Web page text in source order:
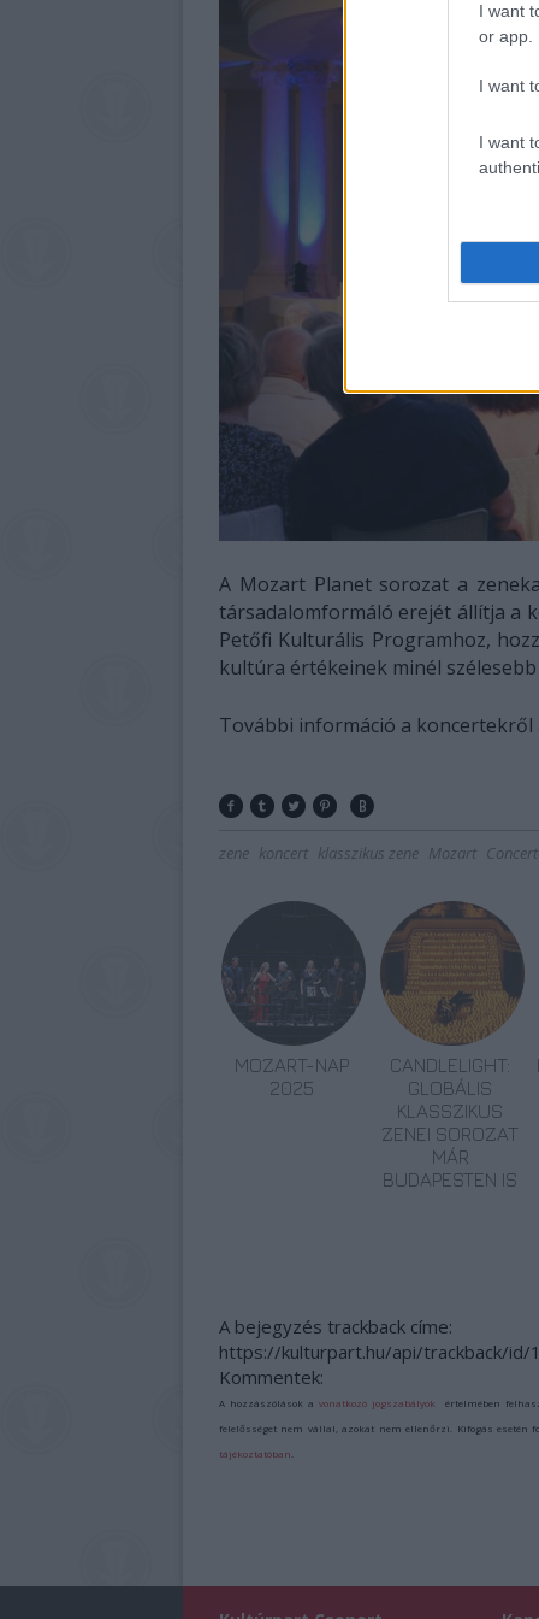
I want
or app.
I want
I want
A Mozart Planet sorozat a
társadalomformáló erejét állítja a
Petőfi Kulturális Programhoz,
kultúra értékeinek minél
További információ a koncertekről
zene koncert klasszikus zene Mozart
MOZART-NAP
2025
CANDLELIGHT:
GLOBÁLIS
KLASSZIKUS
ZENEI SOROZAT
MÁR
BUDAPESTEN IS
A bejegyzés trackback címe:
https://kulturpart.hu/api/trackback/id/
Kommentek:
A hozzászólások avonatkozó jogszabályok értelmében
felelősséget nem vállal, azokat nem ellenőrzi. Kifogás esetén
tájékoztatóban